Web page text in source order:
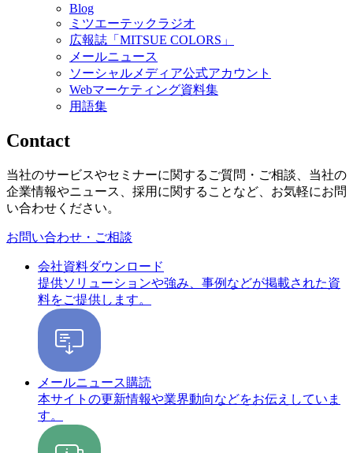
Blog
ミツエーテックラジオ
広報誌「MITSUE COLORS」
メールニュース
ソーシャルメディア公式アカウント
Webマーケティング資料集
用語集
Contact
当社のサービスやセミナーに関するご質問・ご相談、当社の
企業情報やニュース、採用に関することなど、お気軽にお問
い合わせください。
お問い合わせ・ご相談
会社資料ダウンロード
提供ソリューションや強み、事例などが掲載された資
料をご提供します。
メールニュース購読
本サイトの更新情報や業界動向などをお伝えしていま
す。